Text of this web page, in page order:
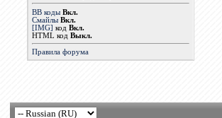
BB коды Вкл.
Смайлы Вкл.
[IMG] кодВкл.
HTML кодВыкл.
Правила форума